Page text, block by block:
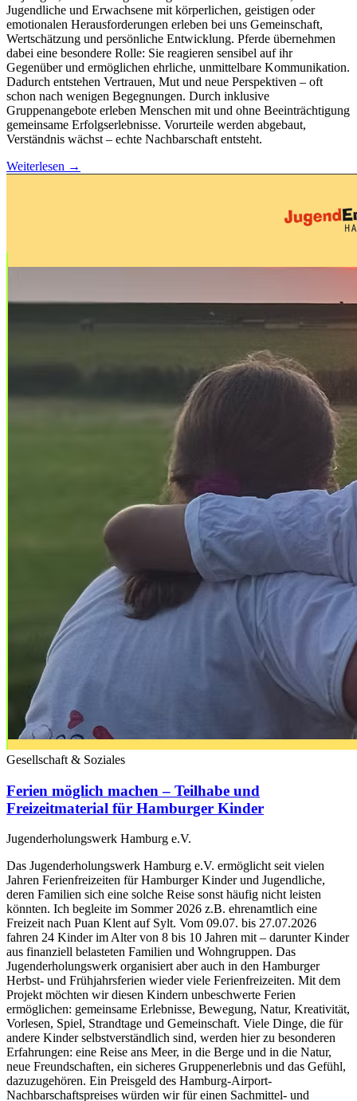
Jugendliche und Erwachsene mit körperlichen, geistigen oder
emotionalen Herausforderungen erleben bei uns Gemeinschaft,
Wertschätzung und persönliche Entwicklung. Pferde übernehmen
dabei eine besondere Rolle: Sie reagieren sensibel auf ihr
Gegenüber und ermöglichen ehrliche, unmittelbare Kommunikation.
Dadurch entstehen Vertrauen, Mut und neue Perspektiven – oft
schon nach wenigen Begegnungen. Durch inklusive
Gruppenangebote erleben Menschen mit und ohne Beeinträchtigung
gemeinsame Erfolgserlebnisse. Vorurteile werden abgebaut,
Verständnis wächst – echte Nachbarschaft entsteht.
Weiterlesen →
Gesellschaft & Soziales
Ferien möglich machen – Teilhabe und
Freizeitmaterial für Hamburger Kinder
Jugenderholungswerk Hamburg e.V.
Das Jugenderholungswerk Hamburg e.V. ermöglicht seit vielen
Jahren Ferienfreizeiten für Hamburger Kinder und Jugendliche,
deren Familien sich eine solche Reise sonst häufig nicht leisten
könnten. Ich begleite im Sommer 2026 z.B. ehrenamtlich eine
Freizeit nach Puan Klent auf Sylt. Vom 09.07. bis 27.07.2026
fahren 24 Kinder im Alter von 8 bis 10 Jahren mit – darunter Kinder
aus finanziell belasteten Familien und Wohngruppen. Das
Jugenderholungswerk organisiert aber auch in den Hamburger
Herbst- und Frühjahrsferien wieder viele Ferienfreizeiten. Mit dem
Projekt möchten wir diesen Kindern unbeschwerte Ferien
ermöglichen: gemeinsame Erlebnisse, Bewegung, Natur, Kreativität,
Vorlesen, Spiel, Strandtage und Gemeinschaft. Viele Dinge, die für
andere Kinder selbstverständlich sind, werden hier zu besonderen
Erfahrungen: eine Reise ans Meer, in die Berge und in die Natur,
neue Freundschaften, ein sicheres Gruppenerlebnis und das Gefühl,
dazuzugehören. Ein Preisgeld des Hamburg-Airport-
Nachbarschaftspreises würden wir für einen Sachmittel- und